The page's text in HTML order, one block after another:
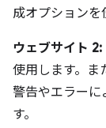
成オプションを
ウェブサイト 2:
使用します。ま
警告やエラーに
す。